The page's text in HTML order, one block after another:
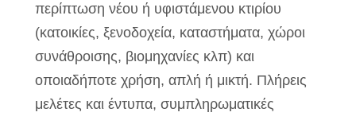
περίπτωση νέου ή υφιστάμενου κτιρίου
(κατοικίες, ξενοδοχεία, καταστήματα, χώροι
συνάθροισης, βιομηχανίες κλπ) και
οποιαδήποτε χρήση, απλή ή μικτή. Πλήρεις
μελέτες και έντυπα, συμπληρωματικές